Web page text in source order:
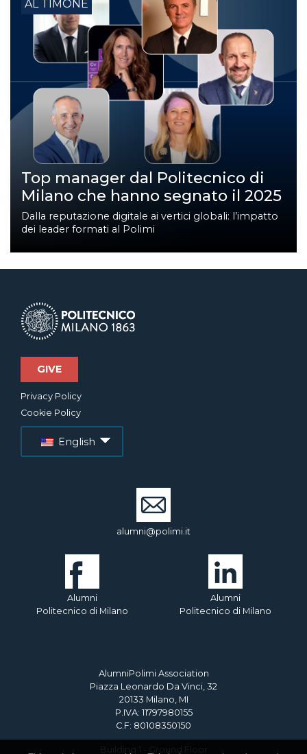
AL TIMONE
Top manager dal Politecnico di
Milano che hanno segnato il 2025
Dalla reputazione digitale ai vertici globali: l’impatto
dei leader formati al Polimi
GIVE
Privacy Policy
Cookie Policy
English
alumni@polimi.it
Alumni
Politecnico di Milano
Alumni
Politecnico di Milano
AlumniPolimi Association
Piazza Leonardo Da Vinci, 32
20133 Milano, MI
P.IVA: 11797980155
C.F: 80108350150